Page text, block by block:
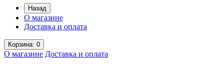
Назад
О магазине
Доставка и оплата
Корзина: 0
О магазине Доставка и оплата